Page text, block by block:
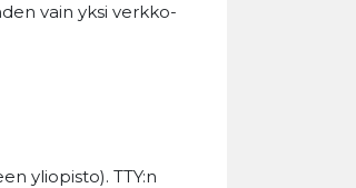
vain yksi verkko-
yliopisto). TTY:n